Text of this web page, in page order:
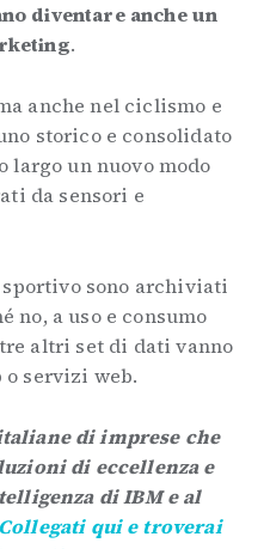
diventare anche un
.
anche nel ciclismo e
storico e consolidato
largo un nuovo modo
da sensori e
sono archiviati
no, a uso e consumo
altri set di dati vanno
o servizi web.
di imprese che
di eccellenza e
di IBM e al
Collegati qui e troverai